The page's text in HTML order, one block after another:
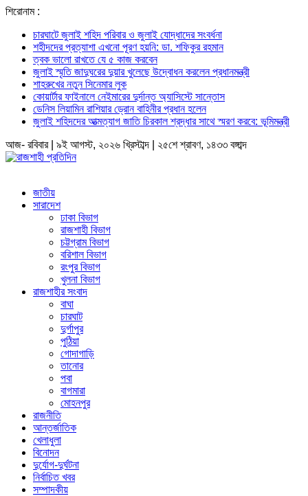
শিরোনাম :
চারঘাটে জুলাই শহিদ পরিবার ও জুলাই যোদ্ধাদের সংবর্ধনা
শহীদদের প্রত্যাশা এখনো পূরণ হয়নি: ডা. শফিকুর রহমান
ত্বক ভালো রাখতে যে ৫ কাজ করবেন
জুলাই স্মৃতি জাদুঘরের দুয়ার খুলেছে উদ্বোধন করলেন প্রধানমন্ত্রী
শাহরুখের নতুন সিনেমার লুক
কোয়ার্টার ফাইনালে নেইমারের দুর্দান্ত অ্যাসিস্টে সান্তোস
ডেনিস লিয়ামিন রাশিয়ার ড্রোন বাহিনীর প্রধান হলেন
জুলাই শহিদদের আত্মত্যাগ জাতি চিরকাল শ্রদ্ধার সাথে স্মরণ করবে: ভূমিমন্ত্রী
আজ- রবিবার | ৯ই আগস্ট, ২০২৬ খ্রিস্টাব্দ | ২৫শে শ্রাবণ, ১৪৩৩ বঙ্গাব্দ
জাতীয়
সারাদেশ
ঢাকা বিভাগ
রাজশাহী বিভাগ
চট্টগ্রাম বিভাগ
বরিশাল বিভাগ
রংপুর বিভাগ
খুলনা বিভাগ
রাজশাহীর সংবাদ
বাঘা
চারঘাট
দুর্গাপুর
পুঠিয়া
গোদাগাড়ি
তানোর
পবা
বাগমারা
মোহনপুর
রাজনীতি
আন্তর্জাতিক
খেলাধুলা
বিনোদন
দুর্যোগ-দুর্ঘটনা
নির্বাচিত খবর
সম্পাদকীয়